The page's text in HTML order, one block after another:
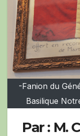
-Fanion du
Basilique
Par : M.